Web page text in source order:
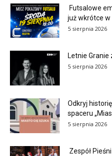
Futsalowe
już wkrótce w
5 sierpnia 2026
Letnie Granie
5 sierpnia 2026
Odkryj
spaceru
5 sierpnia 2026
Zespół